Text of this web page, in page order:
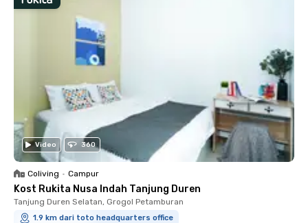
Video 360
Coliving • Campur
Kost Rukita Nusa Indah Tanjung Duren
Tanjung Duren Selatan, Grogol Petamburan
1.9 km dari toto headquarters office